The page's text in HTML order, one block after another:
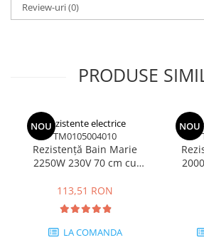
Review-uri(0)
PRODUSE
NOURezistente electrice
TM0105004010
Rezistență Bain Marie
2250W 230V 70 cm cu
113,51 RON
LA COMANDA
NOU